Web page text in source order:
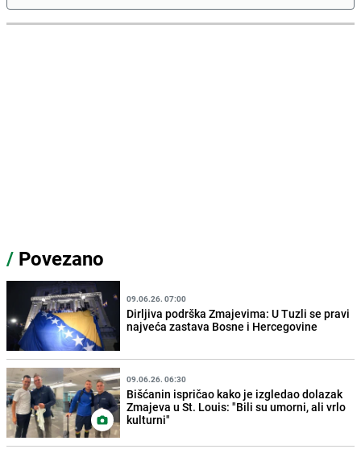
/ Povezano
09.06.26. 07:00
Dirljiva podrška Zmajevima: U Tuzli se pravi
najveća zastava Bosne i Hercegovine
09.06.26. 06:30
Bišćanin ispričao kako je izgledao dolazak
Zmajeva u St. Louis: "Bili su umorni, ali vrlo
kulturni"